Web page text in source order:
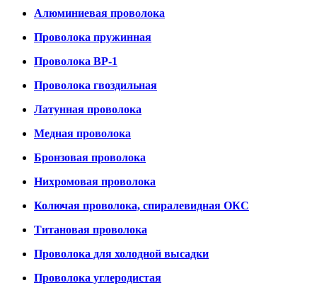
Алюминиевая проволока
Проволока пружинная
Проволока ВР-1
Проволока гвоздильная
Латунная проволока
Медная проволока
Бронзовая проволока
Нихромовая проволока
Колючая проволока, спиралевидная ОКС
Титановая проволока
Проволока для холодной высадки
Проволока углеродистая